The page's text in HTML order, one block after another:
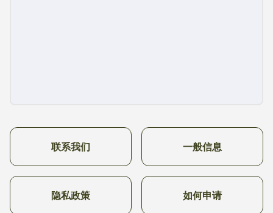
联系我们 一般信息
隐私政策 如何申请